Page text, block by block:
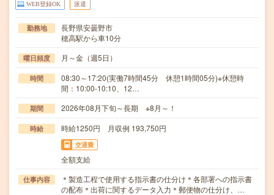
WEB登録OK 派遣
勤務地
長野県安曇野市
穂高駅から車10分
曜日頻度 月～金（週5日）
時間
08:30～17:20(実働7時間45分 休憩1時間05分)※休憩時
間：10:00-10:10、12…
期間 2026年08月下旬～長期 ※8月～！
時給 時給1250円 月収例 193,750円
交通費
全額支給
仕事内容
＊製造工程で使用する指示書の仕分け＊各部署への指示書
の配布＊出荷に関するデータ入力＊郵便物の仕分け、…